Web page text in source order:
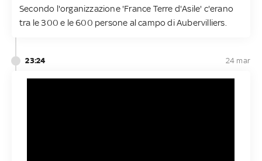
Secondo l'organizzazione 'France Terre d'Asile' c'erano
tra le 300 e le 600 persone al campo di Aubervilliers.
23:24 24 mar